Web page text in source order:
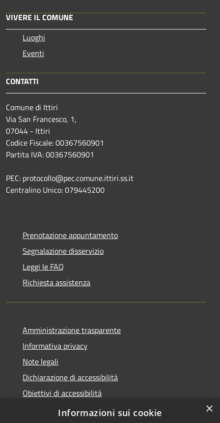
VIVERE IL COMUNE
Luoghi
Eventi
CONTATTI
Comune di Ittiri
Via San Francesco, 1,
07044 - Ittiri
Codice Fiscale: 00367560901
Partita IVA: 00367560901
PEC: protocollo@pec.comune.ittiri.ss.it
Centralino Unico: 079445200
Prenotazione appuntamento
Segnalazione disservizio
Leggi le FAQ
Richiesta assistenza
Amministrazione trasparente
Informativa privacy
Note legali
Dichiarazione di accessibilità
Obiettivi di accessibilità
Storico Deliberazioni
×
Informazioni sui cookie